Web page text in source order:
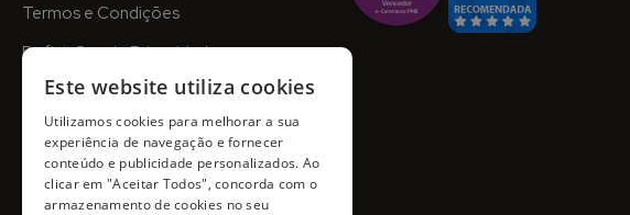
Termos e Condições
Definições de Privacidade
Este website utiliza cookies
Utilizamos cookies para melhorar a sua
experiência de navegação e fornecer
conteúdo e publicidade personalizados. Ao
clicar em "Aceitar Todos", concorda com o
armazenamento de cookies no seu